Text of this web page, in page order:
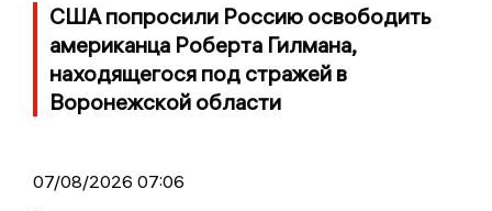
США попросили Россию освободить
американца Роберта Гилмана,
находящегося под стражей в
Воронежской области
07/08/2026 07:06